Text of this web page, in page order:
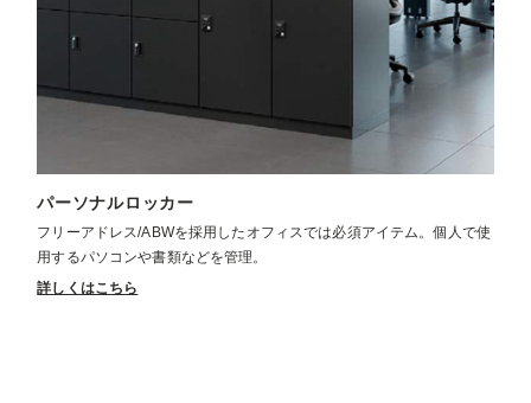
パーソナルロッカー
フリーアドレス/ABWを採用したオフィスでは必須アイテム。個人で使
用するパソコンや書類などを管理。
詳しくはこちら